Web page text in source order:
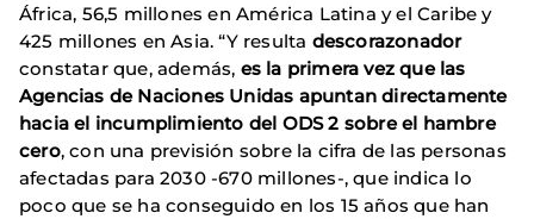
África, 56,5 millones en América Latina y el Caribe y
425 millones en Asia. “Y resulta descorazonador
constatar que, además, es la primera vez que las
Agencias de Naciones Unidas apuntan directamente
hacia el incumplimiento del ODS 2 sobre el hambre
cero, con una previsión sobre la cifra de las personas
afectadas para 2030 -670 millones-, que indica lo
poco que se ha conseguido en los 15 años que han